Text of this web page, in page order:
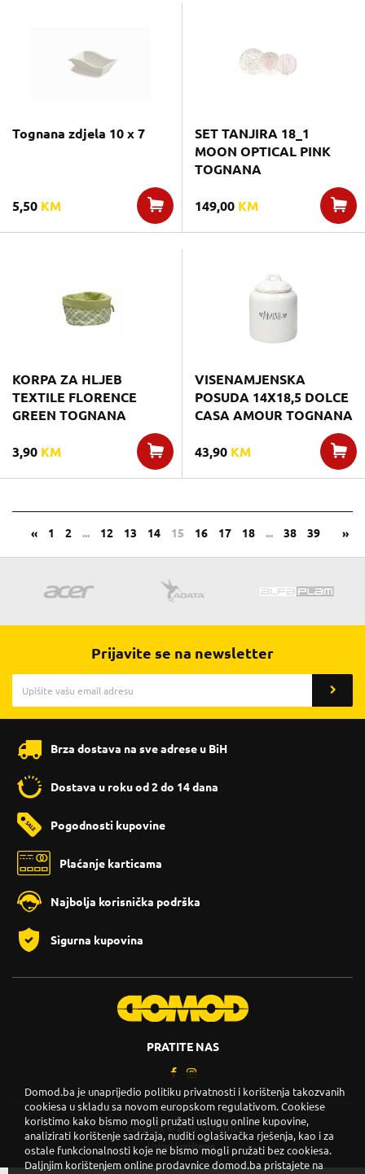
Tognana zdjela 10 x 7
5,50 KM
SET TANJIRA 18_1
MOON OPTICAL PINK
TOGNANA
149,00 KM
KORPA ZA HLJEB
TEXTILE FLORENCE
GREEN TOGNANA
3,90 KM
VISENAMJENSKA
POSUDA 14X18,5 DOLCE
CASA AMOUR TOGNANA
43,90 KM
« 1 2 ... 12 13 14 15 16 17 18 ... 38 39 »
Prijavite se na newsletter
Brza dostava na sve adrese u BiH
Dostava u roku od 2 do 14 dana
Pogodnosti kupovine
Plaćanje karticama
Najbolja korisnička podrška
Sigurna kupovina
PRATITE NAS
Copyright © 2026. DOMOD.
Uslovi korištenja
Domod.ba je unaprijedio politiku privatnosti i korištenja takozvanih
cookiesa u skladu sa novom europskom regulativom. Cookiese
koristimo kako bismo mogli pružati uslugu online kupovine,
analizirati korištenje sadržaja, nuditi oglašivačka rješenja, kao i za
ostale funkcionalnosti koje ne bismo mogli pružati bez cookiesa.
Daljnjim korištenjem online prodavnice domod.ba pristajete na